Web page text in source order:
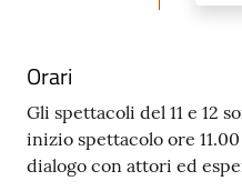
Orari
Gli spettacoli del 11 e 12
inizio spettacolo ore
dialogo con attori ed